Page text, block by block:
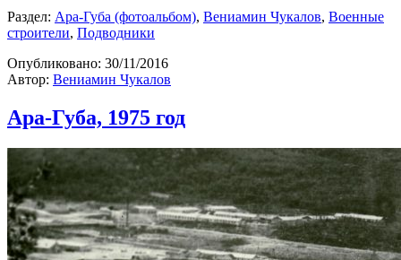
Раздел: Ара-Губа (фотоальбом), Вениамин Чукалов, Военные
строители, Подводники
Опубликовано: 30/11/2016
Автор: Вениамин Чукалов
Ара-Губа, 1975 год